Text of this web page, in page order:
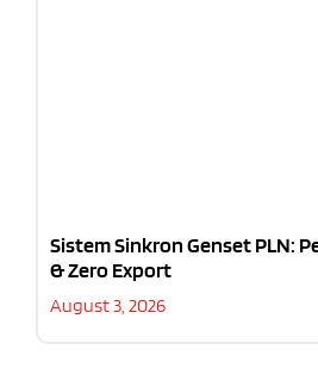
Sistem Sinkron Genset PLN:
& Zero Export
August 3, 2026